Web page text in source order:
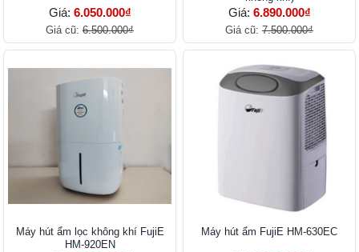
Giá: 6.050.000₫
Giá cũ: 6.500.000₫
Giá: 6.890.000₫
Giá cũ: 7.500.000₫
Máy hút ẩm lọc không khí FujiE
HM-920EN
Máy hút ẩm FujiE HM-630EC